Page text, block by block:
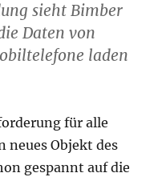
sieht Bimber
Daten von
laden
für alle
neues Objekt des
gespannt auf die